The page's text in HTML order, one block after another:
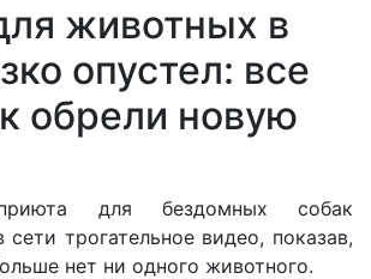
животных в
опустел: все
обрели новую
для бездомных собак
сети трогательное видео, показав,
нет ни одного животного.